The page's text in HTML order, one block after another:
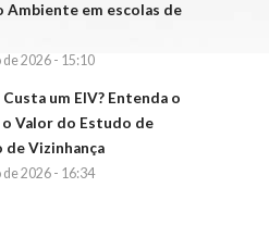
Ambiente em escolas de
de 2026 - 15:10
um EIV? Entenda o
o Valor do Estudo de
de Vizinhança
de 2026 - 16:34